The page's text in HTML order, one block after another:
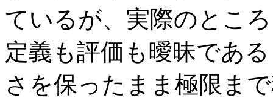
ているが、実際のとこ
定義も評価も曖昧であ
さを保ったまま極限ま